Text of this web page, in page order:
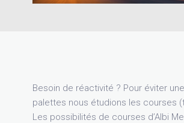
Besoin de réactivité ? Pour éviter
palettes nous étudions les courses
Les possibilités de courses d’Albi